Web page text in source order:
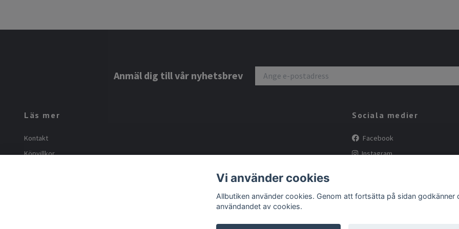
Anmäl dig till vår nyhetsbrev
Läs mer
Kontakt
Köpvillkor
Sociala medier
Facebook
Instagram
Vi använder cookies
Allbutiken använder cookies. Genom att fortsätta på sidan godkänner
användandet av cookies.